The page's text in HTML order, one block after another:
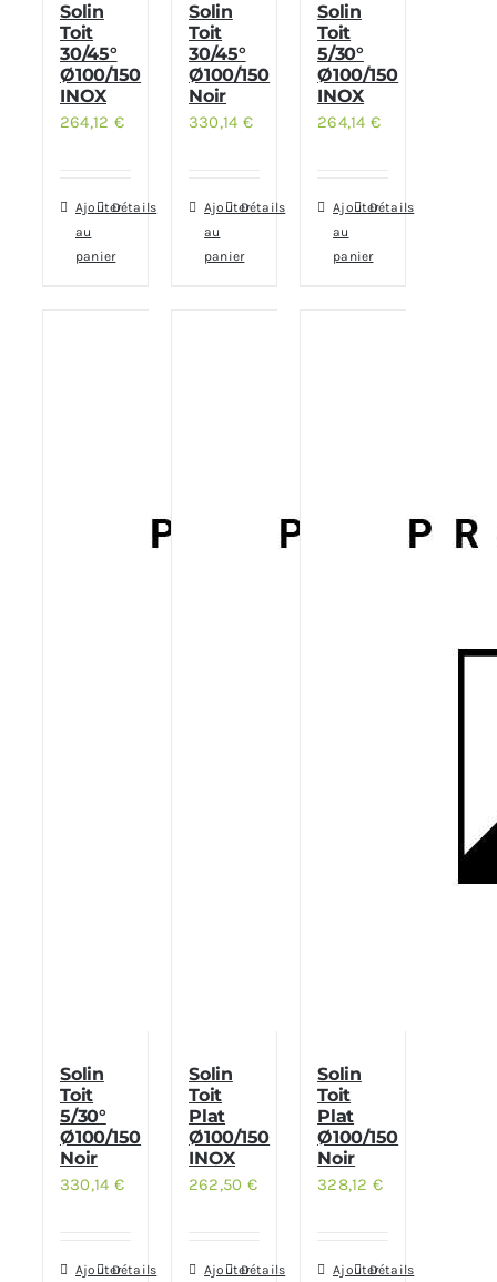
Solin
Toit
30/45°
Ø100/150
INOX
264,12 €
Ajouter
au
panier
Détails
Solin
Toit
30/45°
Ø100/150
Noir
330,14 €
Ajouter
au
panier
Détails
Solin
Toit
5/30°
Ø100/150
INOX
264,14 €
Ajouter
au
panier
Détails
Solin
Toit
5/30°
Ø100/150
Noir
330,14 €
AjouterDétails
Solin
Toit
Plat
Ø100/150
INOX
262,50 €
AjouterDétails
Solin
Toit
Plat
Ø100/150
Noir
328,12 €
AjouterDétails